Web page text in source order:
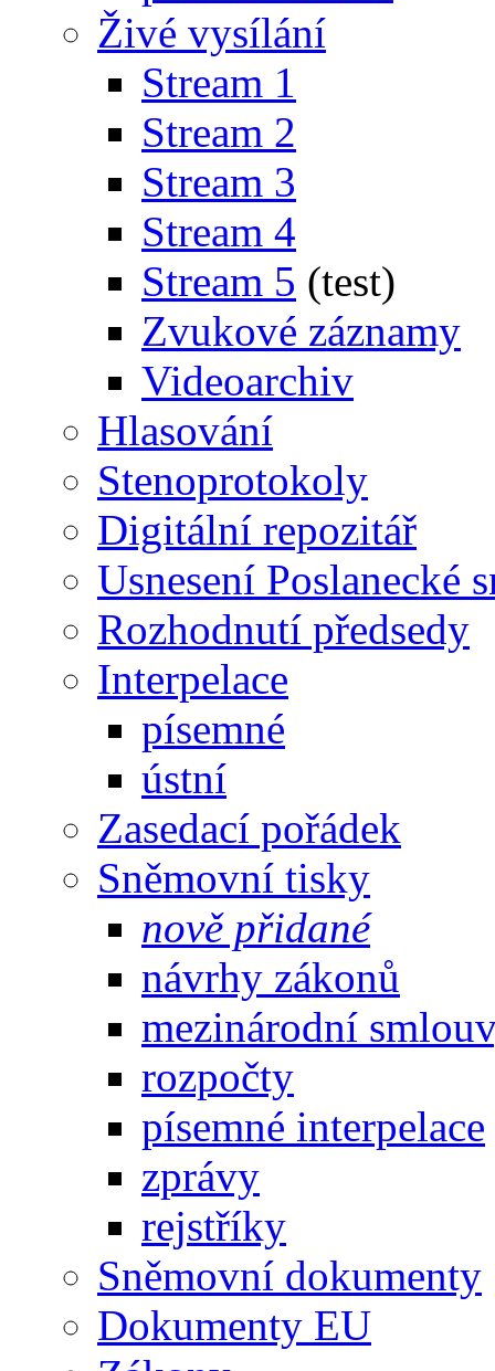
Živé vysílání
Stream 1
Stream 2
Stream 3
Stream 4
Stream 5 (test)
Zvukové záznamy
Videoarchiv
Hlasování
Stenoprotokoly
Digitální repozitář
Usnesení Poslanecké
Rozhodnutí předsedy
Interpelace
písemné
ústní
Zasedací pořádek
Sněmovní tisky
nově přidané
návrhy zákonů
mezinárodní
rozpočty
písemné interpelace
zprávy
rejstříky
Sněmovní dokumenty
Dokumenty EU